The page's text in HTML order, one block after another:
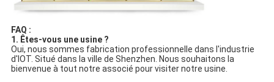
FAQ :
1. Êtes-vous une usine ?
Oui, nous sommes fabrication professionnelle dans l'industrie
d'IOT. Situé dans la ville de Shenzhen. Nous souhaitons la
bienvenue à tout notre associé pour visiter notre usine.